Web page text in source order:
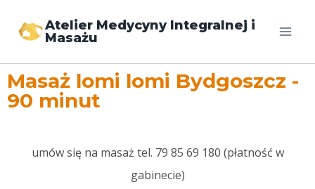
Atelier Medycyny Integralnej i
Masażu
Masaż lomi lomi Bydgoszcz -
90 minut
umów się na masaż tel. 79 85 69 180 (płatność w
gabinecie)